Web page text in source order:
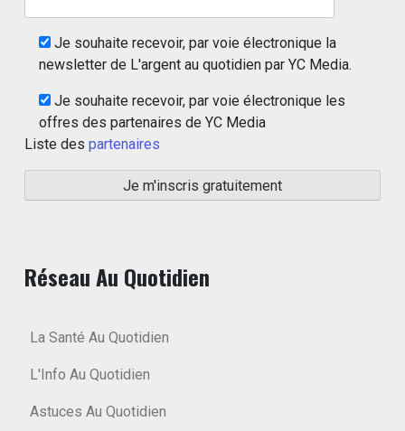
Je souhaite recevoir, par voie électronique la
newsletter de L'argent au quotidien par YC Media.
Je souhaite recevoir, par voie électronique les
offres des partenaires de YC Media
Liste des partenaires
Réseau Au Quotidien
La Santé Au Quotidien
L'Info Au Quotidien
Astuces Au Quotidien